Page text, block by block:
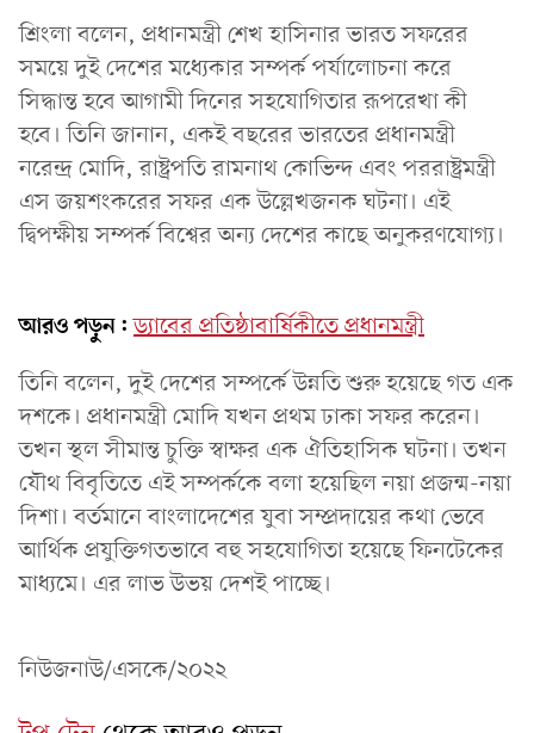
শ্রিংলা বলেন, প্রধানমন্ত্রী শেখ হাসিনার ভারত সফরের
সময়ে দুই দেশের মধ্যেকার সম্পর্ক পর্যালোচনা করে
সিদ্ধান্ত হবে আগামী দিনের সহযোগিতার রূপরেখা কী
হবে। তিনি জানান, একই বছরের ভারতের প্রধানমন্ত্রী
নরেন্দ্র মোদি, রাষ্ট্রপতি রামনাথ কোভিন্দ এবং পররাষ্ট্রমন্ত্রী
এস জয়শংকরের সফর এক উল্লেখজনক ঘটনা। এই
দ্বিপক্ষীয় সম্পর্ক বিশ্বের অন্য দেশের কাছে অনুকরণযোগ্য।
আরও পড়ুন: ড্যাবের প্রতিষ্ঠাবার্ষিকীতে প্রধানমন্ত্রী
তিনি বলেন, দুই দেশের সম্পর্কে উন্নতি শুরু হয়েছে গত এক
দশকে। প্রধানমন্ত্রী মোদি যখন প্রথম ঢাকা সফর করেন।
তখন স্থল সীমান্ত চুক্তি স্বাক্ষর এক ঐতিহাসিক ঘটনা। তখন
যৌথ বিবৃতিতে এই সম্পর্ককে বলা হয়েছিল নয়া প্রজন্ম-নয়া
দিশা। বর্তমানে বাংলাদেশের যুবা সম্প্রদায়ের কথা ভেবে
আর্থিক প্রযুক্তিগতভাবে বহু সহযোগিতা হয়েছে ফিনটেকের
মাধ্যমে। এর লাভ উভয় দেশই পাচ্ছে।
নিউজনাউ/এসকে/২০২২